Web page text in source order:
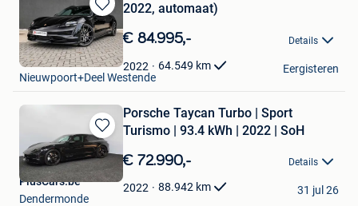
Bewaren
in
Mijn
Favorieten
2022, automaat)
€ 84.995,- Details
2022 64.549 km
Lazoore-Cars
Nieuwpoort+Deel Westende
Eergisteren
Bewaren
in
Mijn
Favorieten
Porsche Taycan Turbo | Sport
Turismo | 93.4 kWh | 2022 | SoH
€ 72.990,- Details
2022 88.942 km
PlusCars.be
Dendermonde
31 jul 26